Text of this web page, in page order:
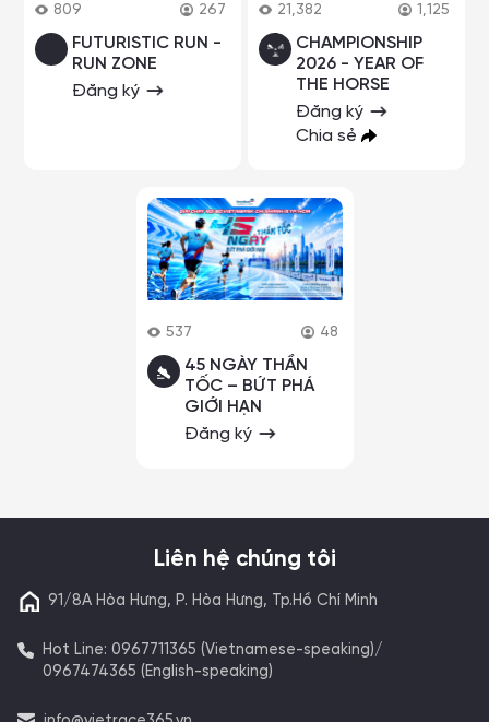
809 267
FUTURISTIC RUN -
RUN ZONE
Đăng ký
21,382 1,125
CHAMPIONSHIP
2026 - YEAR OF
THE HORSE
Đăng ký
Chia sẻ
537 48
45 NGÀY THẦN
TỐC – BỨT PHÁ
GIỚI HẠN
Đăng ký
Liên hệ chúng tôi
91/8A Hòa Hưng, P. Hòa Hưng, Tp.Hồ Chí Minh
Hot Line: 0967711365 (Vietnamese-speaking)/
0967474365 (English-speaking)